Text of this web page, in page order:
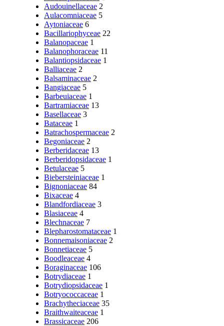
Audouinellaceae 2
Aulacomniaceae 5
Aytoniaceae 6
Bacillariophyceae 22
Balanopaceae 1
Balanophoraceae 11
Balantiopsidaceae 1
Balliaceae 2
Balsaminaceae 2
Bangiaceae 5
Barbeuiaceae 1
Bartramiaceae 13
Basellaceae 3
Bataceae 1
Batrachospermaceae 2
Begoniaceae 2
Berberidaceae 13
Berberidopsidaceae 1
Betulaceae 5
Biebersteiniaceae 1
Bignoniaceae 84
Bixaceae 4
Blandfordiaceae 3
Blasiaceae 4
Blechnaceae 7
Blepharostomataceae 1
Bonnemaisoniaceae 2
Bonnetiaceae 5
Boodleaceae 4
Boraginaceae 106
Botrydiaceae 1
Botrydiopsidaceae 1
Botryococcaceae 1
Brachytheciaceae 35
Braithwaiteaceae 1
Brassicaceae 206